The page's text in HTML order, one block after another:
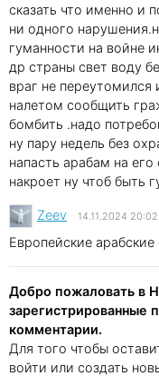
сказать что именно и
ни одного
гуманности на войне
др страны свет воду
враг не
налетом сообщить
бомбить .надо
ну пару недель без
напасть арабам на
накроет ну чтоб быть
Zeev 14.11.2024 20:02
Европейские
Добро пожаловать в
зарегистрированные
комментарии.
Для того чтобы
войти или создать